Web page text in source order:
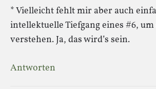
* Vielleicht fehlt mir aber auch
intellektuelle Tiefgang eines #6, um
verstehen. Ja, das wird’s sein.
Antworten